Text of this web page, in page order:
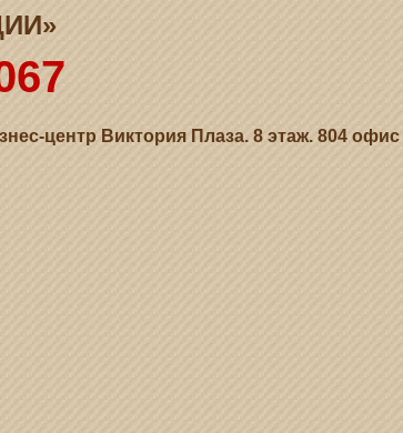
центр Виктория Плаза. 8 этаж. 804 офис